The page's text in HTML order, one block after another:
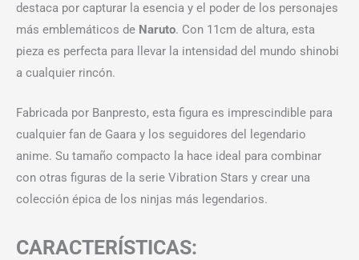
destaca por capturar la esencia y el poder de los personajes
más emblemáticos de Naruto. Con 11cm de altura, esta
pieza es perfecta para llevar la intensidad del mundo shinobi
a cualquier rincón.
Fabricada por Banpresto, esta figura es imprescindible para
cualquier fan de Gaara y los seguidores del legendario
anime. Su tamaño compacto la hace ideal para combinar
con otras figuras de la serie Vibration Stars y crear una
colección épica de los ninjas más legendarios.
CARACTERÍSTICAS: